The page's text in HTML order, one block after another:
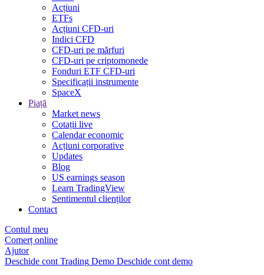
Acțiuni
ETFs
Acțiuni CFD-uri
Indici CFD
CFD-uri pe mărfuri
CFD-uri pe criptomonede
Fonduri ETF CFD-uri
Specificații instrumente
SpaceX
Piață
Market news
Cotații live
Calendar economic
Acțiuni corporative
Updates
Blog
US earnings season
Learn TradingView
Sentimentul clienților
Contact
Contul meu
Comerț online
Ajutor
Deschide cont Trading Demo Deschide cont demo